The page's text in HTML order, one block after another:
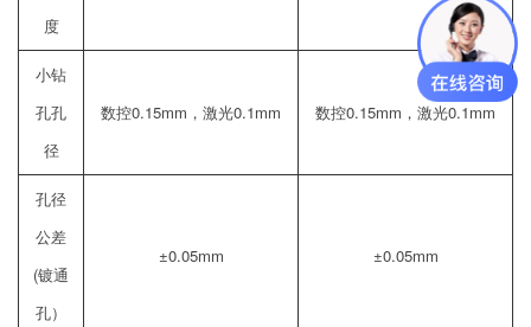
度
小钻
孔孔
径
数控0.15mm，激光0.1mm 数控0.15mm，激光0.1mm
孔径
公差
(镀通
孔）
±0.05mm ±0.05mm